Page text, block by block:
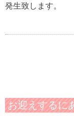
発生致します。
お迎えするに